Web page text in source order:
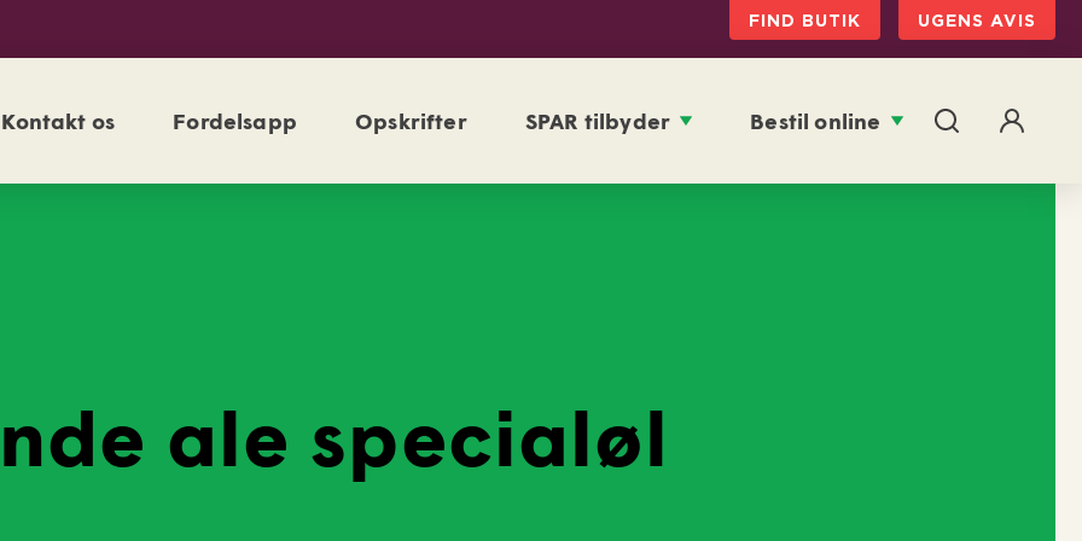
FIND BUTIK UGENS AVIS
Kontakt os Fordelsapp Opskrifter SPAR tilbyder Bestil online
ale specialøl